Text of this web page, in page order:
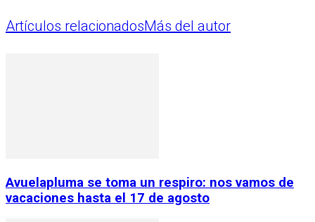
Artículos relacionadosMás del autor
Avuelapluma se toma un respiro: nos vamos de
vacaciones hasta el 17 de agosto